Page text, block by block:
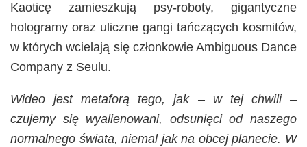
Kaoticę zamieszkują psy-roboty, gigantyczne
hologramy oraz uliczne gangi tańczących kosmitów,
w których wcielają się członkowie Ambiguous Dance
Company z Seulu.
Wideo jest metaforą tego, jak – w tej chwili –
czujemy się wyalienowani, odsunięci od naszego
normalnego świata, niemal jak na obcej planecie. W